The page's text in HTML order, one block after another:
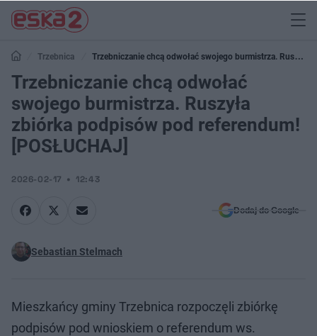
Trzebnica
Trzebniczanie chcą odwołać swojego burmistrza. Ruszyła
zbiórka podpisów pod referendum! [POSŁUCHAJ]
Trzebniczanie chcą odwołać
swojego burmistrza. Ruszyła
zbiórka podpisów pod referendum!
[POSŁUCHAJ]
2026-02-17 12:43
Dodaj do Google
Sebastian Stelmach
Mieszkańcy gminy Trzebnica rozpoczęli zbiórkę
podpisów pod wnioskiem o referendum ws.